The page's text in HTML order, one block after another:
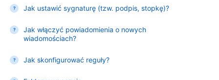
Jak ustawić sygnaturę (tzw. podpis, stopkę)?
Jak włączyć powiadomienia o nowych
wiadomościach?
Jak skonfigurować reguły?